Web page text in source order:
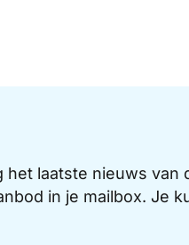
laatste nieuws van
in je mailbox. Je